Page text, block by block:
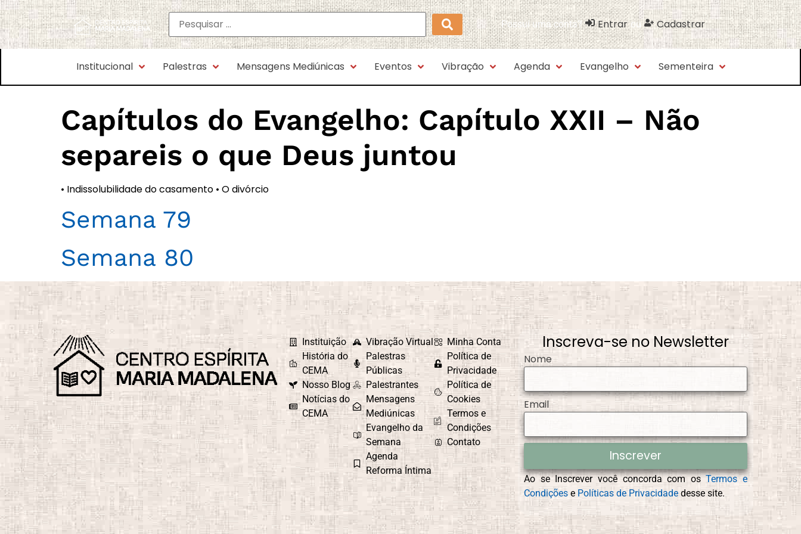
Possui uma conta? Entrar ou Cadastrar
Institucional Palestras Mensagens Mediúnicas Eventos Vibração Agenda Evangelho Sementeira
Capítulos do Evangelho: Capítulo XXII – Não
separeis o que Deus juntou
• Indissolubilidade do casamento • O divórcio
Semana 79
Semana 80
Instituição
História do
CEMA
Nosso Blog
Notícias do
CEMA
Vibração Virtual
Palestras
Públicas
Palestrantes
Mensagens
Mediúnicas
Evangelho da
Semana
Agenda
Reforma Íntima
Minha Conta
Política de
Privacidade
Política de
Cookies
Termos e
Condições
Contato
Inscreva-se no Newsletter
Nome
Email
Inscrever
Ao se Inscrever você concorda com osTermos e
Condições e Políticas de Privacidade desse site.